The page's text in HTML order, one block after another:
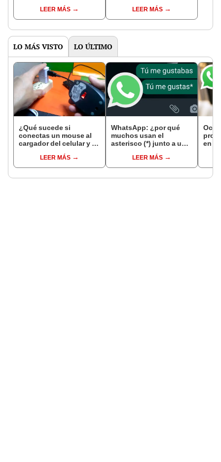
LEER MÁS LEER MÁS
LO MÁS VISTO LO ÚLTIMO
¿Qué sucede si
conectas un mouse al
cargador del celular y lo
LEER MÁS
WhatsApp: ¿por qué
muchos usan el
asterisco (*) junto a una
LEER MÁS
en